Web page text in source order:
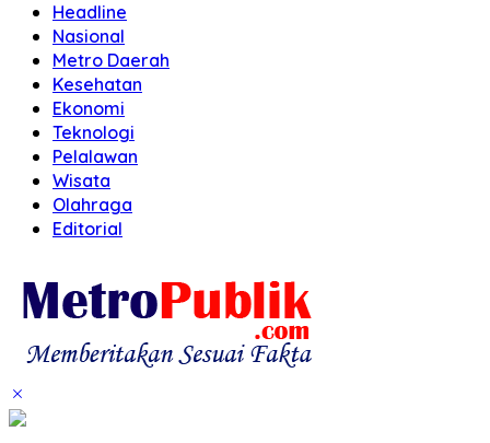
Headline
Nasional
Metro Daerah
Kesehatan
Ekonomi
Teknologi
Pelalawan
Wisata
Olahraga
Editorial